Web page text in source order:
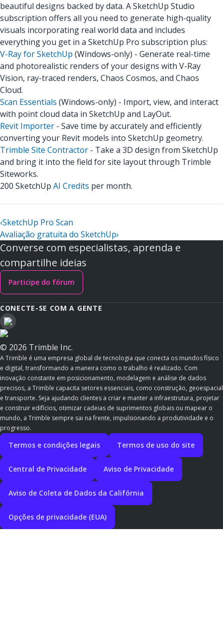
beautiful designs backed by data. A SketchUp Studio
subscription offers all you need to generate high-quality
visuals incorporating real world data and includes
everything you get in a SketchUp Pro subscription plus:
V-Ray for SketchUp (Windows-only) - Generate real-time
and photorealistic renders of your designs with V-Ray
Vision, ray-traced renders, Chaos Cosmos, and Chaos
Cloud.
Scan Essentials (Windows-only) - Import, view, and interact
with point cloud data in SketchUp and LayOut.
Revit Importer - Save time by accurately and efficiently
converting your Revit models into SketchUp geometry.
Trimble Site Contractor - Take a 3D design from SketchUp
and bring it into the field for site layout through Trimble
Siteworks.
200 SketchUp AI Credits per month.
‹SketchUp Pro Scan
Avaliação gratuita do SketchUp›
Converse com especialistas, aprenda e
compartilhe ideias
Participe do fórum
CONECTE-SE COM A GENTE
© 2026 Trimble Inc.
A Trimble é uma empresa global de tecnologia que conecta os mundos físico
e digital, transformando a maneira como o trabalho é realizado. Com
inovação constante em posicionamento, modelagem e análise de dados
precisos, a Trimble capacita setores essenciais, como construção, geoespacial
e transporte. Seja ajudando clientes a criar e manter a infraestrutura, projetar
e construir edifícios, otimizar cadeias de suprimentos globais ou mapear o
mundo, a Trimble sempre sai na frente, impulsionando a produtividade e o
progresso.
Termos e condições legais Termos de uso do site
Central de Privacidade Aviso de Privacidade
Aviso de Coleta de Dados da Califórnia
Opções de privacidade (EUA)